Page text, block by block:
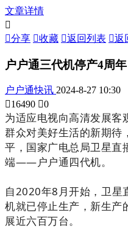
文章详情

分享 收藏 返回列表 返
户户通三代机停产4周年
户户通快讯 2024-8-27 10:30
16490 0
为适应电视向高清发展客
群众对美好生活的新期待
平，国家广电总局卫星直
端——户户通四代机。
自2020年8月开始，卫
机就已停止生产，新生产
展近六百万台。